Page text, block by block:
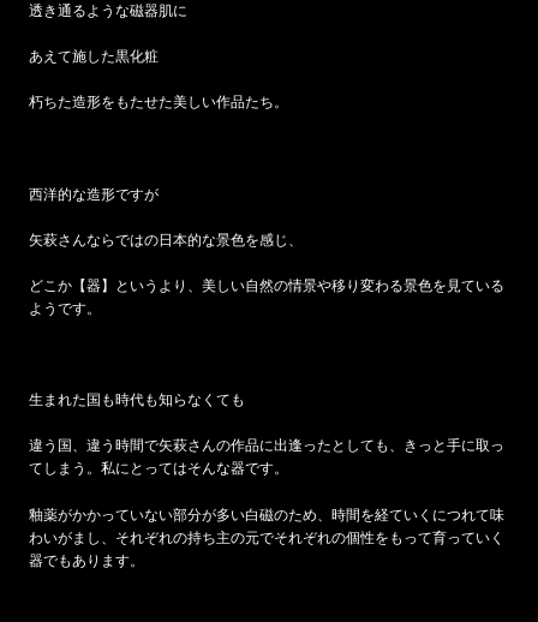
透き通るような磁器肌に
あえて施した黒化粧
朽ちた造形をもたせた美しい作品たち。
西洋的な造形ですが
矢萩さんならではの日本的な景色を感じ、
どこか【器】というより、美しい自然の情景や移り変わる景色を見ている
ようです。
生まれた国も時代も知らなくても
違う国、違う時間で矢萩さんの作品に出逢ったとしても、きっと手に取っ
てしまう。私にとってはそんな器です。
釉薬がかかっていない部分が多い白磁のため、時間を経ていくにつれて味
わいがまし、それぞれの持ち主の元でそれぞれの個性をもって育っていく
器でもあります。